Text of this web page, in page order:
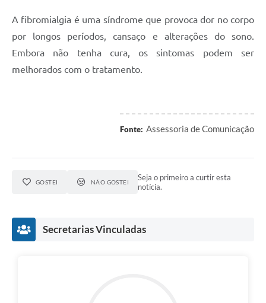
A fibromialgia é uma síndrome que provoca dor no corpo
por longos períodos, cansaço e alterações do sono.
Embora não tenha cura, os sintomas podem ser
melhorados com o tratamento.
Fonte: Assessoria de Comunicação
GOSTEI NÃO GOSTEI
Seja o primeiro a curtir esta
notícia.
Secretarias Vinculadas